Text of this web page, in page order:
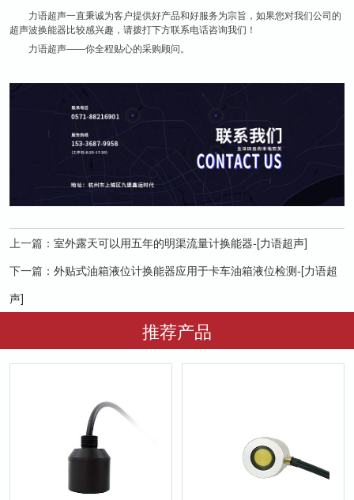
力语超声一直秉诚为客户提供好产品和好服务为宗旨，如果您对我们公司的
超声波换能器比较感兴趣，请拨打下方联系电话咨询我们！
力语超声——你全程贴心的采购顾问。
上一篇： 室外露天可以用五年的明渠流量计换能器-[力语超声]
下一篇： 外贴式油箱液位计换能器应用于卡车油箱液位检测-[力语超
声]
推荐产品